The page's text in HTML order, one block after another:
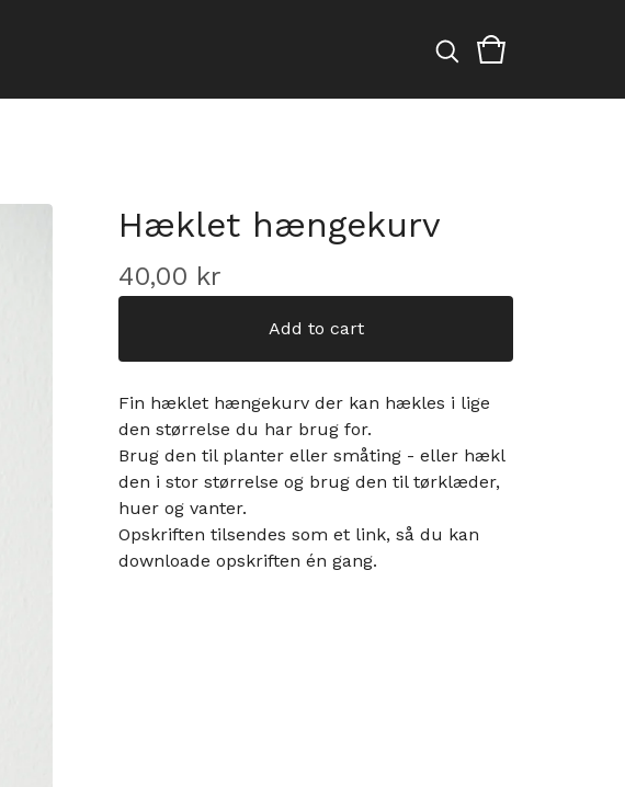
Hæklet hængekurv
40,00 kr
Add to cart
Fin hæklet hængekurv der kan hækles i lige
den størrelse du har brug for.
Brug den til planter eller småting - eller hækl
den i stor størrelse og brug den til tørklæder,
huer og vanter.
Opskriften tilsendes som et link, så du kan
downloade opskriften én gang.